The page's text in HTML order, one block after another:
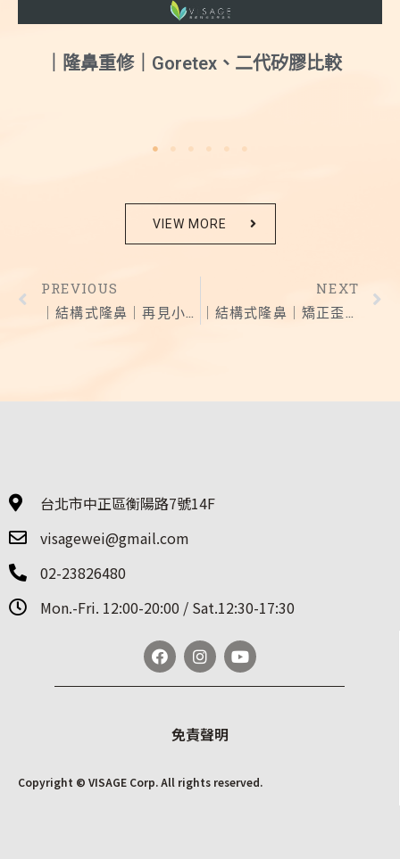
｜隆鼻重修｜Goretex、二代矽膠比較
VIEW MORE
PREVIOUS
NEXT
Copyright © VISAGE Corp. All rights reserved.
免責聲明
台北市中正區衡陽路7號14F
visagewei@gmail.com
02-23826480
Mon.-Fri. 12:00-20:00 / Sat.12:30-17:30